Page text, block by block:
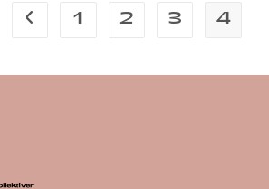
Zur vorherigen Seite
1 2 3 4